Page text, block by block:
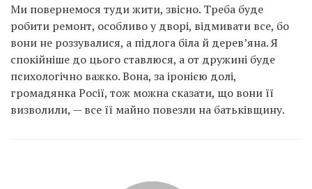
Ми повернемося туди жити, звісно. Треба буде
робити ремонт, особливо у дворі, відмивати все, бо
вони не роззувалися, а підлога біла й дерев’яна. Я
спокійніше до цього ставлюся, а от дружині буде
психологічно важко. Вона, за іронією долі,
громадянка Росії, тож можна сказати, що вони її
визволили, — все її майно повезли на батьківщину.